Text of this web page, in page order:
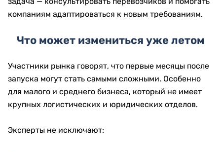
компаниям адаптироваться к новым требованиям.
Что может измениться уже летом
Участники рынка говорят, что первые месяцы после
запуска могут стать самыми сложными. Особенно
для малого и среднего бизнеса, который не имеет
крупных логистических и юридических отделов.
Эксперты не исключают: